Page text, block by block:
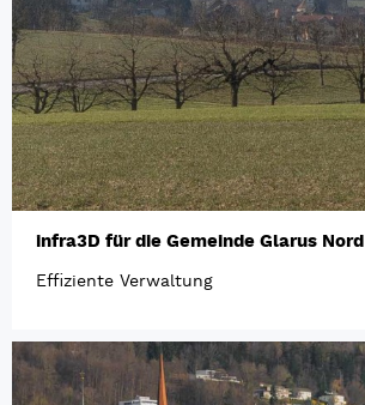
infra3D für die Gemeinde Glarus Nord
Effiziente Verwaltung